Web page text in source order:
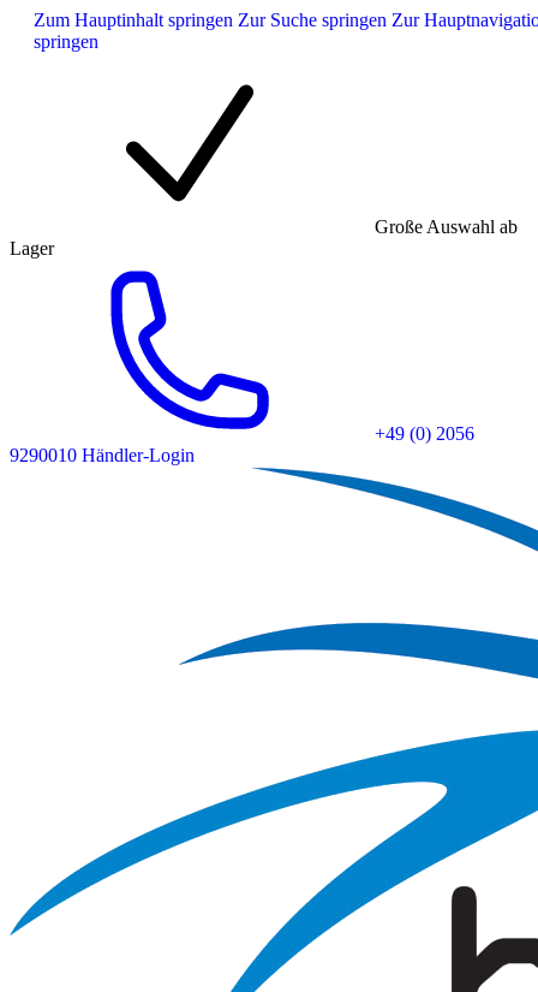
Zum Hauptinhalt springen Zur Suche springen Zur
springen
Große Auswahl ab
Lager
+49 (0) 2056
9290010 Händler-Login